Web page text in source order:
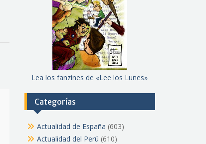
Lea los fanzines de «Lee los Lunes»
Categorías
Actualidad de España (603)
Actualidad del Perú (610)